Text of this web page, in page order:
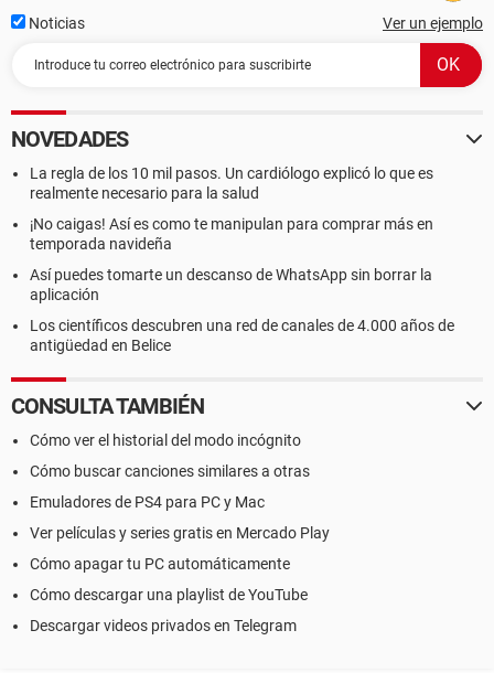
Noticias Ver un ejemplo
NOVEDADES
La regla de los 10 mil pasos. Un cardiólogo explicó lo que es
realmente necesario para la salud
¡No caigas! Así es como te manipulan para comprar más en
temporada navideña
Así puedes tomarte un descanso de WhatsApp sin borrar la
aplicación
Los científicos descubren una red de canales de 4.000 años de
antigüedad en Belice
CONSULTA TAMBIÉN
Cómo ver el historial del modo incógnito
Cómo buscar canciones similares a otras
Emuladores de PS4 para PC y Mac
Ver películas y series gratis en Mercado Play
Cómo apagar tu PC automáticamente
Cómo descargar una playlist de YouTube
Descargar videos privados en Telegram